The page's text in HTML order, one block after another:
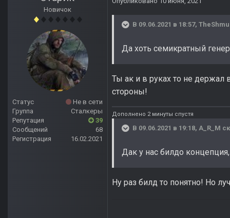
Новичок
Статус
Не в сети
Группа
Сталкеры
Репутация
39
Сообщений
68
Регистрация
16.02.2021
В 09.06.2021 в 18:57,
Да хоть семикратный
Ты ак и в руках то не держал
стороны!
Дополнено 2 минуты спустя
В 09.06.2021 в 19:18, A_R_M
Дак у нас билдо
Ну раз билд то понятно! Но